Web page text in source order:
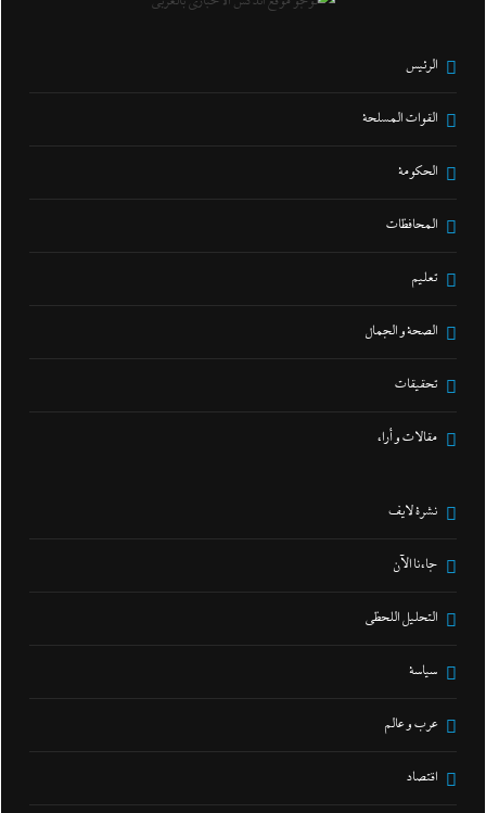
الرئيس
القوات المسلحة
الحكومة
المحافظات
تعليم
الصحة و الجمال
تحقيقات
مقالات و أراء
نشرة لايف
جاءنا الآن
التحليل اللحظي
سياسة
عرب و عالم
اقتصاد